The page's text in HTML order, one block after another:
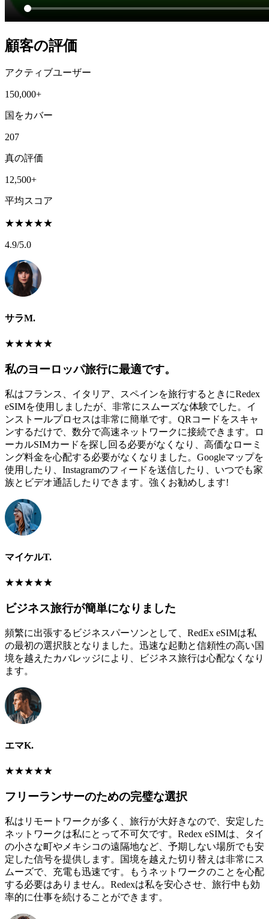
顧客の評価
アクティブユーザー
150,000+
国をカバー
207
真の評価
12,500+
平均スコア
★★★★★
4.9/5.0
サラM.
★★★★★
私のヨーロッパ旅行に最適です。
私はフランス、イタリア、スペインを旅行するときにRedex
eSIMを使用しましたが、非常にスムーズな体験でした。イ
ンストールプロセスは非常に簡単です。QRコードをスキャ
ンするだけで、数分で高速ネットワークに接続できます。ロ
ーカルSIMカードを探し回る必要がなくなり、高価なローミ
ング料金を心配する必要がなくなりました。Googleマップを
使用したり、Instagramのフィードを送信したり、いつでも家
族とビデオ通話したりできます。強くお勧めします!
マイケルT.
★★★★★
ビジネス旅行が簡単になりました
頻繁に出張するビジネスパーソンとして、RedEx eSIMは私
の最初の選択肢となりました。迅速な起動と信頼性の高い国
境を越えたカバレッジにより、ビジネス旅行は心配なくなり
ます。
エマK.
★★★★★
フリーランサーのための完璧な選択
私はリモートワークが多く、旅行が大好きなので、安定した
ネットワークは私にとって不可欠です。Redex eSIMは、タイ
の小さな町やメキシコの遠隔地など、予期しない場所でも安
定した信号を提供します。国境を越えた切り替えは非常にス
ムーズで、充電も迅速です。もうネットワークのことを心配
する必要はありません。Redexは私を安心させ、旅行中も効
率的に仕事を続けることができます。